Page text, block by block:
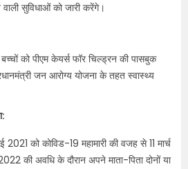
सुविधाओं को जारी करेंगे।
को पीएम केयर्स फॉर चिल्ड्रन की पासबुक
जन आरोग्य योजना के तहत स्वास्थ्य
2021 को कोविड-19 महामारी की वजह से 11 मार्च
की अवधि के दौरान अपने माता-पिता दोनों या